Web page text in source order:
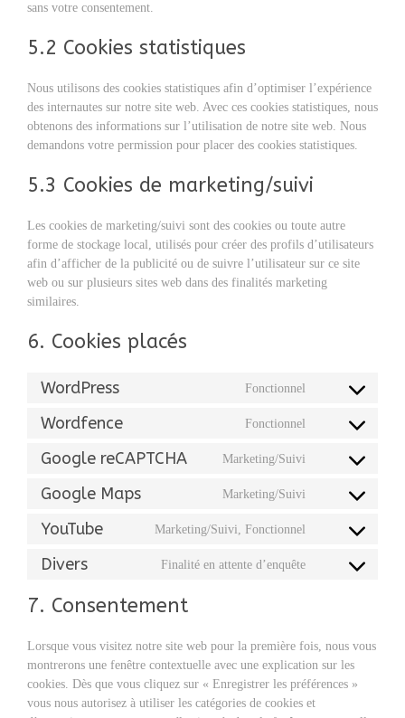
sans votre consentement.
5.2 Cookies statistiques
Nous utilisons des cookies statistiques afin d’optimiser l’expérience
des internautes sur notre site web. Avec ces cookies statistiques, nous
obtenons des informations sur l’utilisation de notre site web. Nous
demandons votre permission pour placer des cookies statistiques.
5.3 Cookies de marketing/suivi
Les cookies de marketing/suivi sont des cookies ou toute autre
forme de stockage local, utilisés pour créer des profils d’utilisateurs
afin d’afficher de la publicité ou de suivre l’utilisateur sur ce site
web ou sur plusieurs sites web dans des finalités marketing
similaires.
6. Cookies placés
WordPress Fonctionnel
Consent
wordpress
Wordfence Fonctionnel
Consent
wordfence
Google reCAPTCHA Marketing/Suivi
Consent
google-
Google Maps Marketing/Suivi
Consent
google-
YouTube Marketing/Suivi, Fonctionnel
Consent
Divers Finalité en attente d’enquête
Consent
7. Consentement
Lorsque vous visitez notre site web pour la première fois, nous vous
montrerons une fenêtre contextuelle avec une explication sur les
cookies. Dès que vous cliquez sur « Enregistrer les préférences »
vous nous autorisez à utiliser les catégories de cookies et